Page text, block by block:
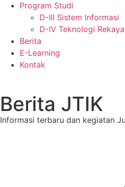
Program Studi
D-III Sistem Informasi
D-IV Teknologi
Berita
E-Learning
Kontak
Berita JTIK
Informasi terbaru dan kegiatan